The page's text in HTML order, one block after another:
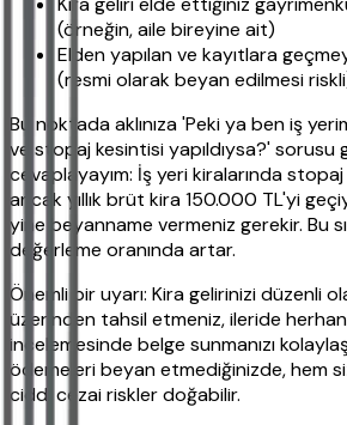
(örneğin, aile bireyine ait)
Elden yapılan ve kayıtlara
(resmi olarak beyan edilmesi
Bu noktada aklınıza 'Peki ya ben iş
ve stopaj kesintisi yapıldıysa?' sorusu
cevaplayayım: İş yeri kiralarında stopaj
ancak yıllık brüt kira 150.000 TL'yi
yine beyanname vermeniz gerekir. Bu
değerleme oranında artar.
Önemli bir uyarı: Kira gelirinizi düzenli
üzerinden tahsil etmeniz, ileride
incelemesinde belge sunmanızı
ödemeleri beyan etmediğinizde, hem
ciddi cezai riskler doğabilir.